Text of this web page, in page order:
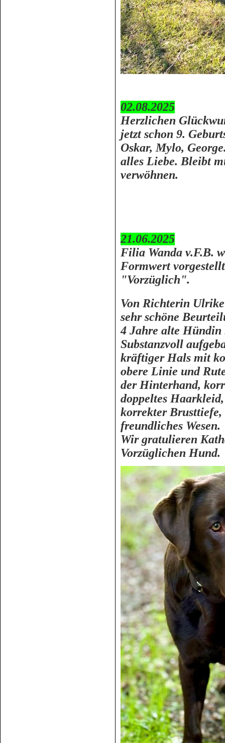
02.08.2025
Herzlichen
jetzt schon 9.
Oskar, Mylo,
alles Liebe. Bleibt
verwöhnen.
21.06.2025
Filia Wanda v.F.B.
Formwert
"Vorzüglich".
Von Richterin
sehr schöne
4 Jahre alte
Substanzvoll
kräftiger Hals mit
obere Linie und
der Hinterhand,
doppeltes
korrekter Brusttiefe,
freundliches Wesen.
Wir gratulieren
Vorzüglichen Hund.